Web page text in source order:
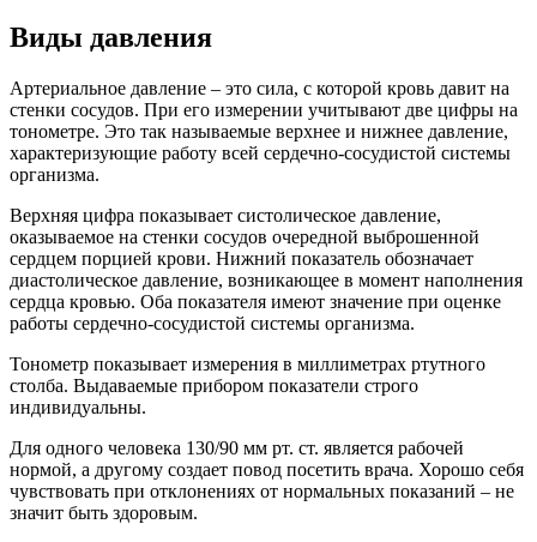
Виды давления
Артериальное давление – это сила, с которой кровь давит на
стенки сосудов. При его измерении учитывают две цифры на
тонометре. Это так называемые верхнее и нижнее давление,
характеризующие работу всей сердечно-сосудистой системы
организма.
Верхняя цифра показывает систолическое давление,
оказываемое на стенки сосудов очередной выброшенной
сердцем порцией крови. Нижний показатель обозначает
диастолическое давление, возникающее в момент наполнения
сердца кровью. Оба показателя имеют значение при оценке
работы сердечно-сосудистой системы организма.
Тонометр показывает измерения в миллиметрах ртутного
столба. Выдаваемые прибором показатели строго
индивидуальны.
Для одного человека 130/90 мм рт. ст. является рабочей
нормой, а другому создает повод посетить врача. Хорошо себя
чувствовать при отклонениях от нормальных показаний – не
значит быть здоровым.